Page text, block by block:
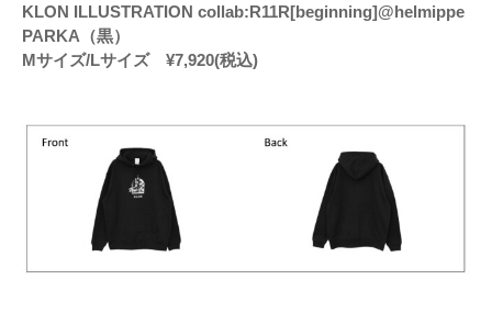
KLON ILLUSTRATION collab:R11R[beginning]@helmippe
PARKA（黒）
Mサイズ/Lサイズ ¥7,920(税込)